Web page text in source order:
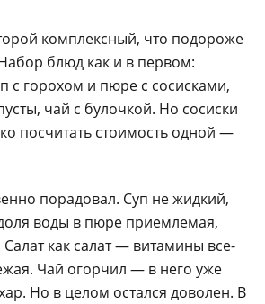
комплексный, что подороже
блюд как и в первом:
с горохом и пюре с сосисками,
чай с булочкой. Но сосиски
посчитать стоимость одной —
порадовал. Суп не жидкий,
воды в пюре приемлемая,
Салат как салат — витамины все-
Чай огорчил — в него уже
Но в целом остался доволен. В